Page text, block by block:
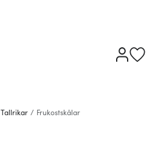
Tallrikar / Frukostskålar